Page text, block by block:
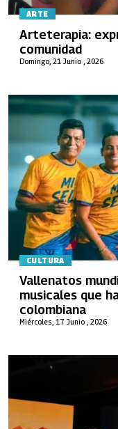
ARTE
Domingo, 21 Junio , 2026
Arteterapia:
comunidad
CULTURA
Miércoles, 17 Junio , 2026
Vallenatos
musicales que
colombiana